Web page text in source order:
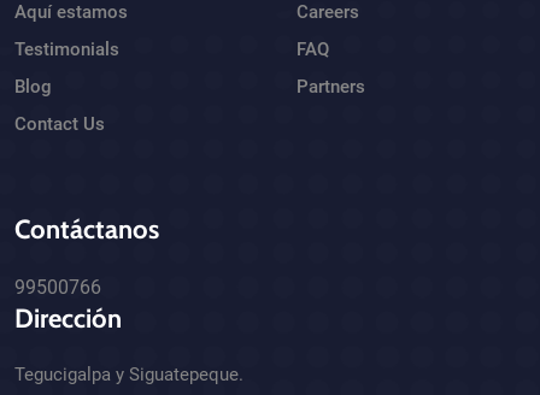
Aquí estamos
Testimonials
Blog
Contact Us
Careers
FAQ
Partners
Contáctanos
99500766
Dirección
Tegucigalpa y Siguatepeque.